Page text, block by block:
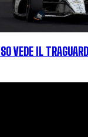
VEDE IL